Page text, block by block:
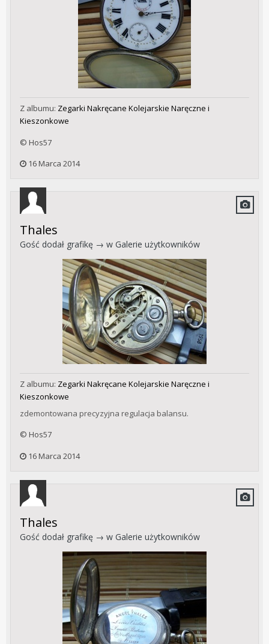
Z albumu: Zegarki Nakręcane Kolejarskie Naręczne i
Kieszonkowe
© Hos57
16 Marca 2014
Thales
Gość dodał grafikę → w Galerie użytkowników
Z albumu: Zegarki Nakręcane Kolejarskie Naręczne i
Kieszonkowe
zdemontowana precyzyjna regulacja balansu.
© Hos57
16 Marca 2014
Thales
Gość dodał grafikę → w Galerie użytkowników